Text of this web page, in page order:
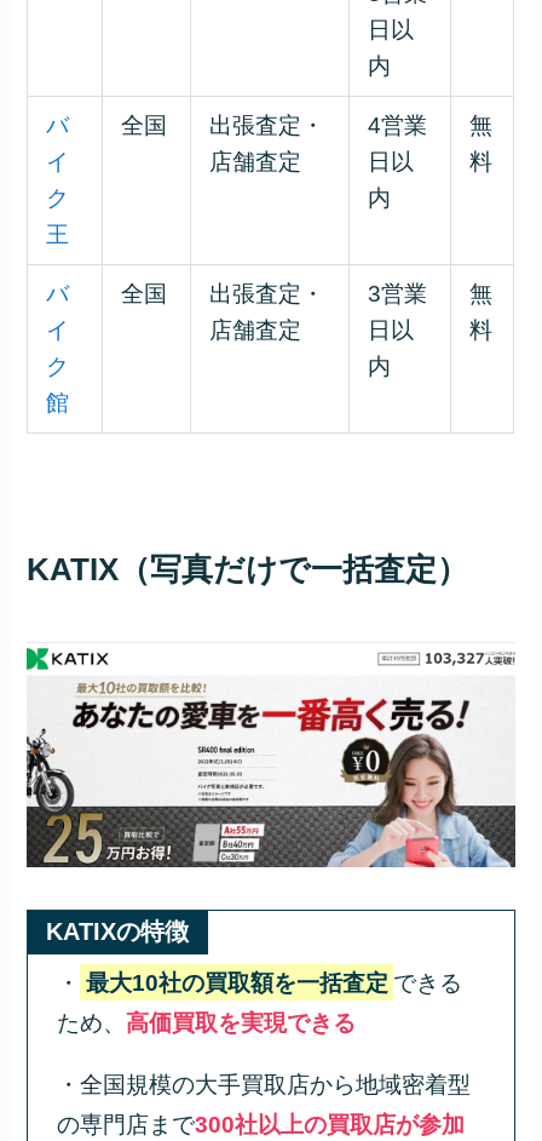
日以
内
バ
イ
ク
王
全国
出張査定・
店舗査定
4営業
日以
内
無
料
バ
イ
ク
館
全国
出張査定・
店舗査定
3営業
日以
内
無
料
KATIX（写真だけで一括査定）
KATIXの特徴
・ 最大10社の買取額を一括査定 できる
ため、 高価買取を実現できる
・全国規模の大手買取店から地域密着型
の専門店まで300社以上の買取店が参加